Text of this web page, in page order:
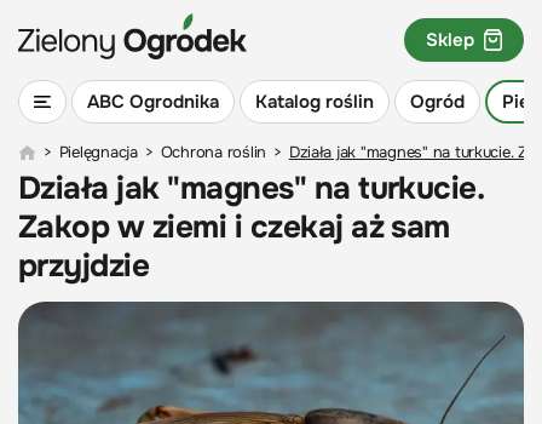
ABC Ogrodnika Katalog roślin Ogród
Sklep
> Pielęgnacja > Ochrona roślin > Działa jak "magnes" na turkucie.
Działa jak "magnes" na turkucie.
Zakop w ziemi i czekaj aż sam
przyjdzie